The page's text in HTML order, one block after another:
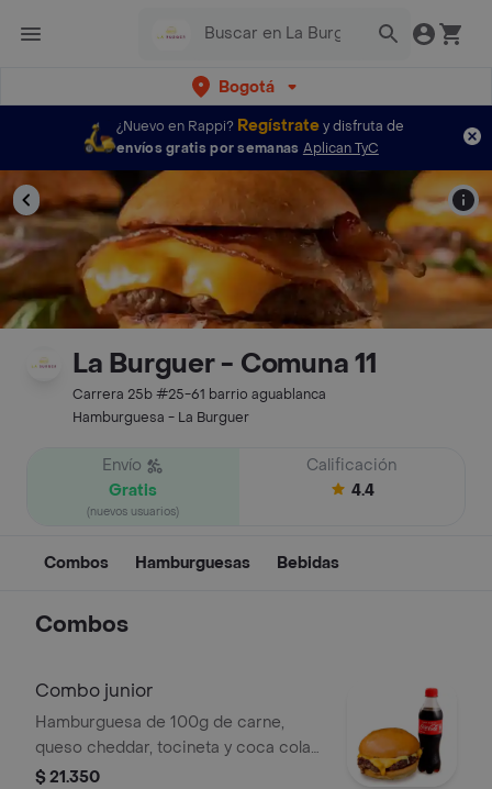
Bogotá
¿Nuevo en Rappi? Regístratey disfruta de
envíos gratis por semanas Aplican TyC
La Burguer - Comuna 11
Carrera 25b #25-61 barrio aguablanca
Hamburguesa - La Burguer
Envío
Gratis
(nuevos usuarios)
Calificación
4.4
Combos Hamburguesas Bebidas
Combos
Combo junior
Hamburguesa de 100g de carne,
queso cheddar, tocineta y coca cola
250ml
$ 21.350